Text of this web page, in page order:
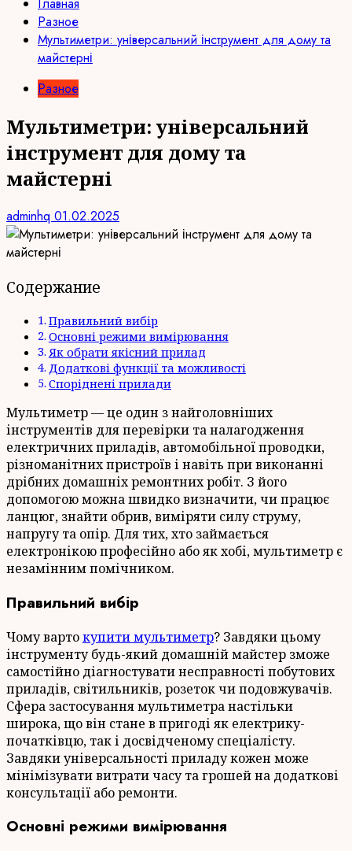
Разное
Мультиметри: універсальний інструмент для дому та
майстерні
Разное
Мультиметри: універсальний
інструмент для дому та
майстерні
adminhq 01.02.2025
Содержание
Правильний вибір
Основні режими вимірювання
Як обрати якісний прилад
Додаткові функції та можливості
Споріднені прилади
Мультиметр — це один з найголовніших
інструментів для перевірки та налагодження
електричних приладів, автомобільної проводки,
різноманітних пристроїв і навіть при виконанні
дрібних домашніх ремонтних робіт. З його
допомогою можна швидко визначити, чи працює
ланцюг, знайти обрив, виміряти силу струму,
напругу та опір. Для тих, хто займається
електронікою професійно або як хобі, мультиметр є
незамінним помічником.
Правильний вибір
Чому вартокупити мультиметр? Завдяки цьому
інструменту будь-який домашній майстер зможе
самостійно діагностувати несправності побутових
приладів, світильників, розеток чи подовжувачів.
Сфера застосування мультиметра настільки
широка, що він стане в пригоді як електрику-
початківцю, так і досвідченому спеціалісту.
Завдяки універсальності приладу кожен може
мінімізувати витрати часу та грошей на додаткові
консультації або ремонти.
Основні режими вимірювання